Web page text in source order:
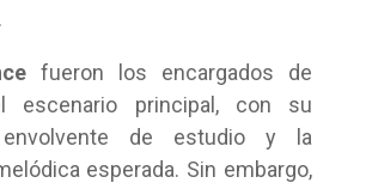
fueron los encargados de
escenario principal, con su
envolvente de estudio y la
esperada. Sin embargo,